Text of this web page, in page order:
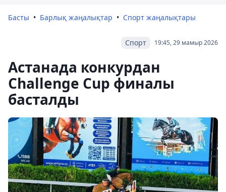
Басты Барлық жаңалықтар Спорт жаңалықтары
19:45, 29 мамыр 2026
Спорт
Астанада конкурдан
Challenge Cup финалы
басталды